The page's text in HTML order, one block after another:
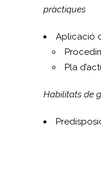
pràctiques
Aplicació
Pla
Habilitats de